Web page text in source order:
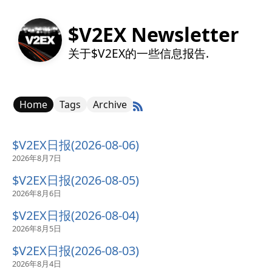
$V2EX Newsletter
关于$V2EX的一些信息报告.
Home Tags Archive
$V2EX日报(2026-08-06)
2026年8月7日
$V2EX日报(2026-08-05)
2026年8月6日
$V2EX日报(2026-08-04)
2026年8月5日
$V2EX日报(2026-08-03)
2026年8月4日